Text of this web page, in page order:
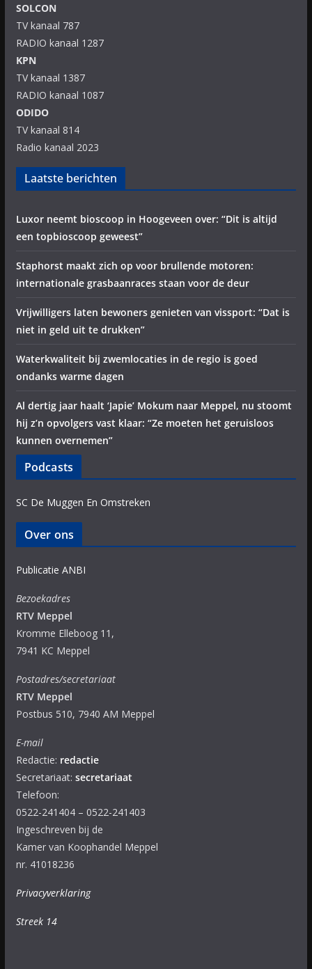
SOLCON
TV kanaal 787
RADIO kanaal 1287
KPN
TV kanaal 1387
RADIO kanaal 1087
ODIDO
TV kanaal 814
Radio kanaal 2023
Laatste berichten
Luxor neemt bioscoop in Hoogeveen over: “Dit is altijd
een topbioscoop geweest”
Staphorst maakt zich op voor brullende motoren:
internationale grasbaanraces staan voor de deur
Vrijwilligers laten bewoners genieten van vissport: “Dat is
niet in geld uit te drukken”
Waterkwaliteit bij zwemlocaties in de regio is goed
ondanks warme dagen
Al dertig jaar haalt ‘Japie’ Mokum naar Meppel, nu stoomt
hij z’n opvolgers vast klaar: “Ze moeten het geruisloos
kunnen overnemen”
Podcasts
SC De Muggen En Omstreken
Over ons
Publicatie ANBI
Bezoekadres
RTV Meppel
Kromme Elleboog 11,
7941 KC Meppel
Postadres/secretariaat
RTV Meppel
Postbus 510, 7940 AM Meppel
E-mail
Redactie: redactie
Secretariaat: secretariaat
Telefoon:
0522-241404 – 0522-241403
Ingeschreven bij de
Kamer van Koophandel Meppel
nr. 41018236
Privacyverklaring
Streek 14